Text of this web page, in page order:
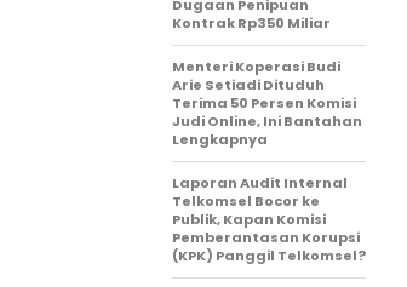
Dugaan Penipuan
Kontrak Rp350 Miliar
Menteri Koperasi Budi
Arie Setiadi Dituduh
Terima 50 Persen Komisi
Judi Online, Ini Bantahan
Lengkapnya
Laporan Audit Internal
Telkomsel Bocor ke
Publik, Kapan Komisi
Pemberantasan Korupsi
(KPK) Panggil Telkomsel?